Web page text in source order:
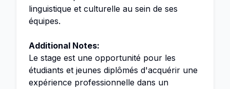
linguistique et culturelle au sein de ses
équipes.
Additional Notes:
Le stage est une opportunité pour les
étudiants et jeunes diplômés d'acquérir une
expérience professionnelle dans un